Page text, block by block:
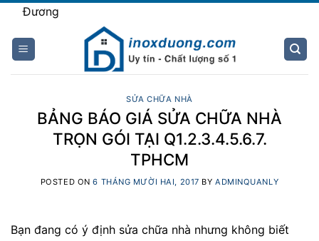
Skip
content
SỬA CHỮA NHÀ
BẢNG BÁO GIÁ SỬA CHỮA NHÀ
TRỌN GÓI TẠI Q1.2.3.4.5.6.7.
TPHCM
POSTED ON6 THÁNG MƯỜI HAI, 2017 BY ADMINQUANLY
Bạn đang có ý định sửa chữa nhà nhưng không biết